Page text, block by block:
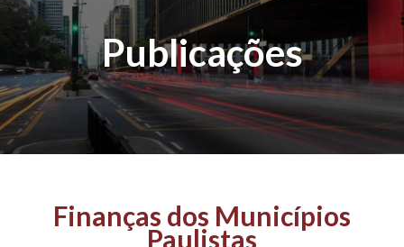
Publicações
Finanças dos Municípios
Paulistas